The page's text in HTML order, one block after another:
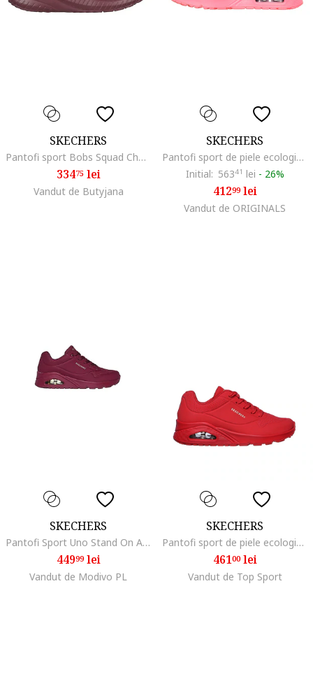
SKECHERS
Pantofi sport Bobs Squad Chaos, Visiniu
33475lei
Vandut de Butyjana
SKECHERS
Pantofi sport de piele ecologica Uno Stand On Air, Coral
Initial: 56341 lei - 26%
41299lei
Vandut de ORIGINALS
SKECHERS
Pantofi Sport Uno Stand On Air W 73690-PLUM, Femei, Visiniu
44999lei
Vandut de Modivo PL
SKECHERS
Pantofi sport de piele ecologica cu detaliu logo Uno
46100lei
Vandut de Top Sport